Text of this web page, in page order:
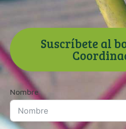
Suscríbete al
Nombre